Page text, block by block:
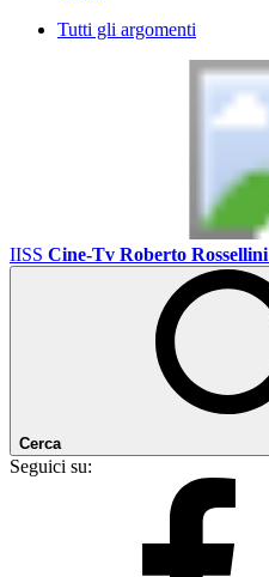
Tutti gli argomenti
IISS Cine-Tv Roberto Rossellini
Cerca
Seguici su: